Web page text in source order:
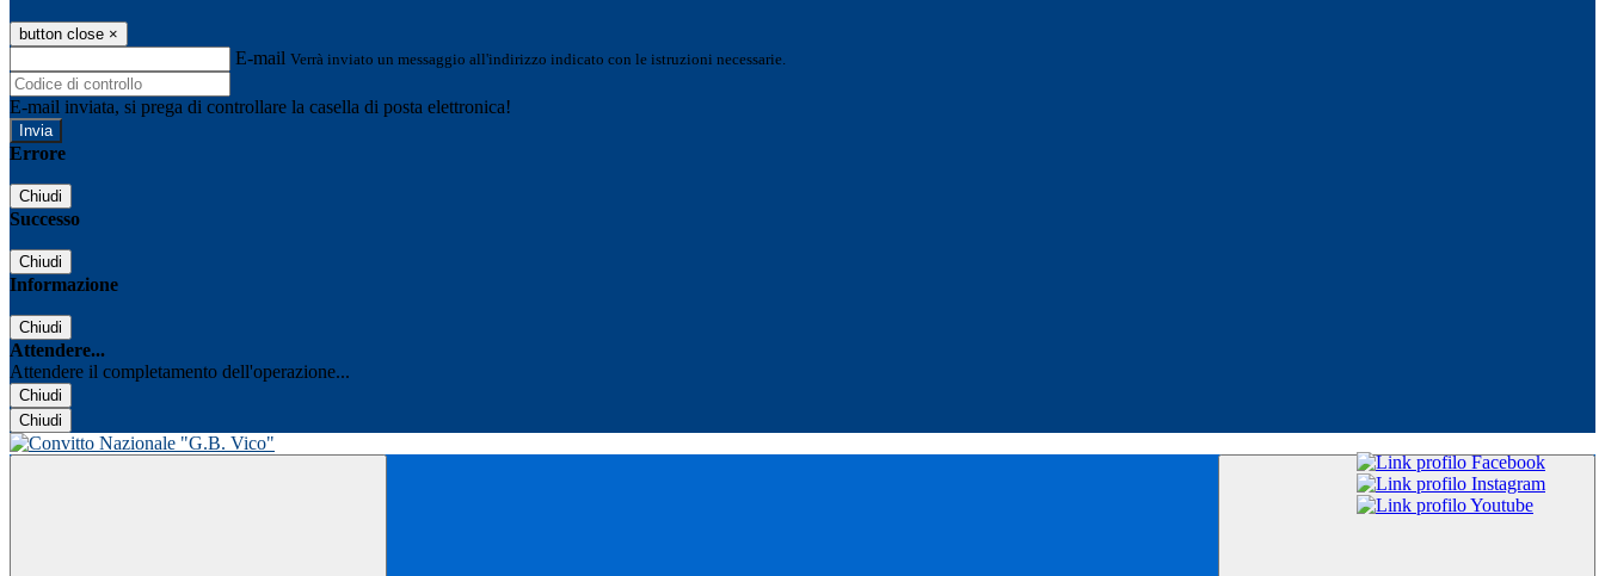
button close ×
E-mail Verrà inviato un messaggio all'indirizzo indicato con le istruzioni necessarie.
E-mail inviata, si prega di controllare la casella di posta elettronica!
Errore
Chiudi
Successo
Chiudi
Informazione
Chiudi
Attendere...
Attendere il completamento dell'operazione...
Chiudi
Chiudi